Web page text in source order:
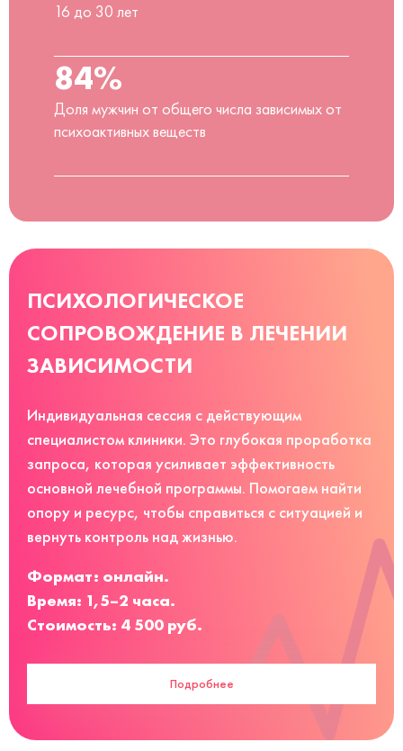
16 до 30 лет
84%
Доля мужчин от общего числа зависимых от
психоактивных веществ
ПСИХОЛОГИЧЕСКОЕ
СОПРОВОЖДЕНИЕ В ЛЕЧЕНИИ
ЗАВИСИМОСТИ
Индивидуальная сессия с действующим
специалистом клиники. Это глубокая проработка
запроса, которая усиливает эффективность
основной лечебной программы. Помогаем найти
опору и ресурс, чтобы справиться с ситуацией и
вернуть контроль над жизнью.
Формат: онлайн.
Время: 1,5–2 часа.
Стоимость: 4 500 руб.
Подробнее